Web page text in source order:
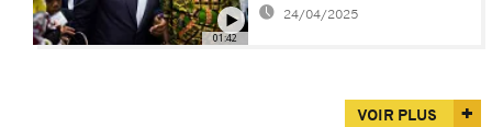
01:42
24/04/2025
VOIR PLUS